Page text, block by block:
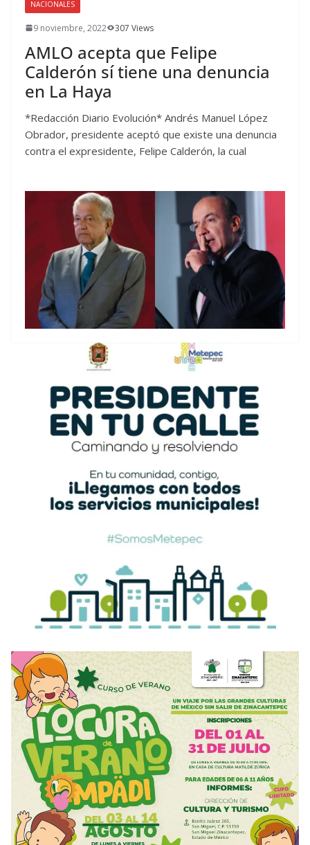
NACIONALES
9 noviembre, 2022 307 Views
AMLO acepta que Felipe
Calderón sí tiene una denuncia
en La Haya
*Redacción Diario Evolución* Andrés Manuel López
Obrador, presidente aceptó que existe una denuncia
contra el expresidente, Felipe Calderón, la cual